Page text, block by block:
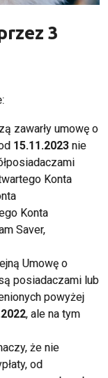
3
zawarły umowę o
15.11.2023 nie
Konta
Konta
Saver,
Umowę o
posiadaczami lub
powyżej
, ale na tym
że nie
od